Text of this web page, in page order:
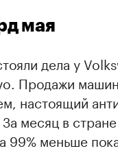
мая
дела у
Продажи
настоящий
месяц в
меньше